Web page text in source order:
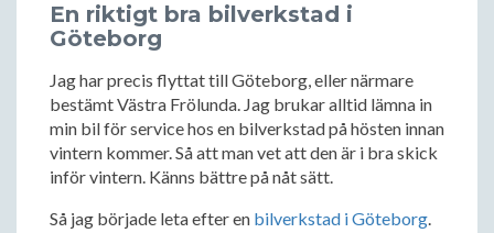
En riktigt bra bilverkstad i
Göteborg
Jag har precis flyttat till Göteborg, eller närmare
bestämt Västra Frölunda. Jag brukar alltid lämna in
min bil för service hos en bilverkstad på hösten innan
vintern kommer. Så att man vet att den är i bra skick
inför vintern. Känns bättre på nåt sätt.
Så jag började leta efter en bilverkstad i Göteborg.